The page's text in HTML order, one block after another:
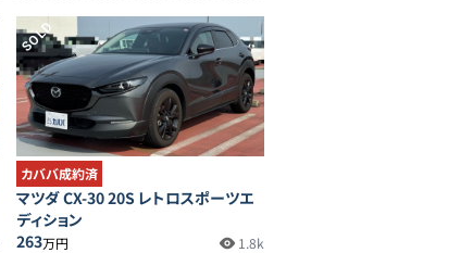
SOLD
カババ成約済
マツダ CX-30 20S レトロスポーツエ
ディション
263万円
1.8k